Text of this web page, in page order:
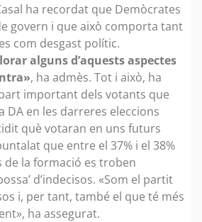
ha recordat que Demòcrates
govern i que això comporta tant
com desgast polític.
alguns d’aquests aspectes
, ha admès. Tot i això, ha
important dels votants que
DA en les darreres eleccions
què votaran en uns futurs
que entre el 37% i el 38%
de la formació es troben
d’indecisos. «Som el partit
i, per tant, també el que té més
ha assegurat.